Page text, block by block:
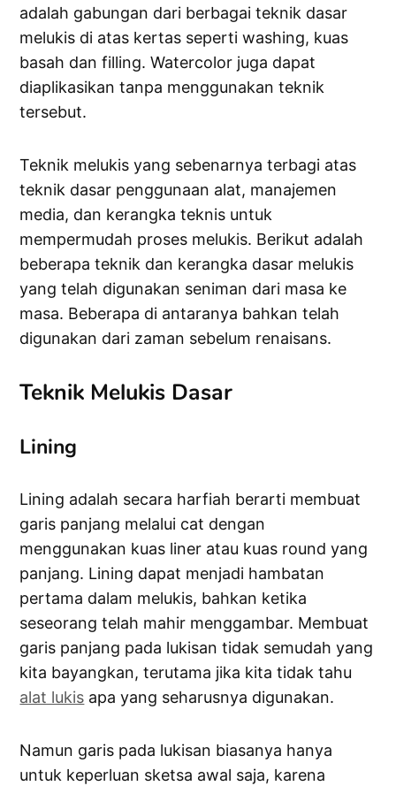
adalah gabungan dari berbagai teknik dasar
melukis di atas kertas seperti washing, kuas
basah dan filling. Watercolor juga dapat
diaplikasikan tanpa menggunakan teknik
tersebut.
Teknik melukis yang sebenarnya terbagi atas
teknik dasar penggunaan alat, manajemen
media, dan kerangka teknis untuk
mempermudah proses melukis. Berikut adalah
beberapa teknik dan kerangka dasar melukis
yang telah digunakan seniman dari masa ke
masa. Beberapa di antaranya bahkan telah
digunakan dari zaman sebelum renaisans.
Teknik Melukis Dasar
Lining
Lining adalah secara harfiah berarti membuat
garis panjang melalui cat dengan
menggunakan kuas liner atau kuas round yang
panjang. Lining dapat menjadi hambatan
pertama dalam melukis, bahkan ketika
seseorang telah mahir menggambar. Membuat
garis panjang pada lukisan tidak semudah yang
kita bayangkan, terutama jika kita tidak tahu
alat lukis apa yang seharusnya digunakan.
Namun garis pada lukisan biasanya hanya
untuk keperluan sketsa awal saja, karena